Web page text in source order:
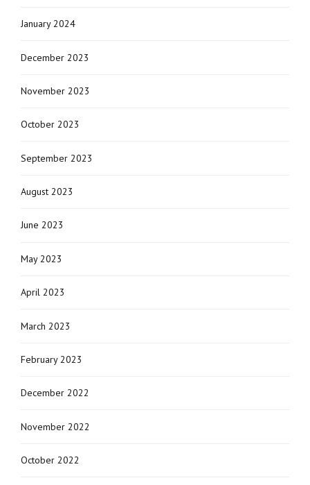
January 2024
December 2023
November 2023
October 2023
September 2023
August 2023
June 2023
May 2023
April 2023
March 2023
February 2023
December 2022
November 2022
October 2022